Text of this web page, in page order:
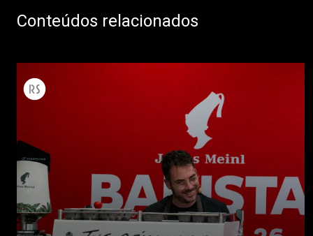
Conteúdos relacionados